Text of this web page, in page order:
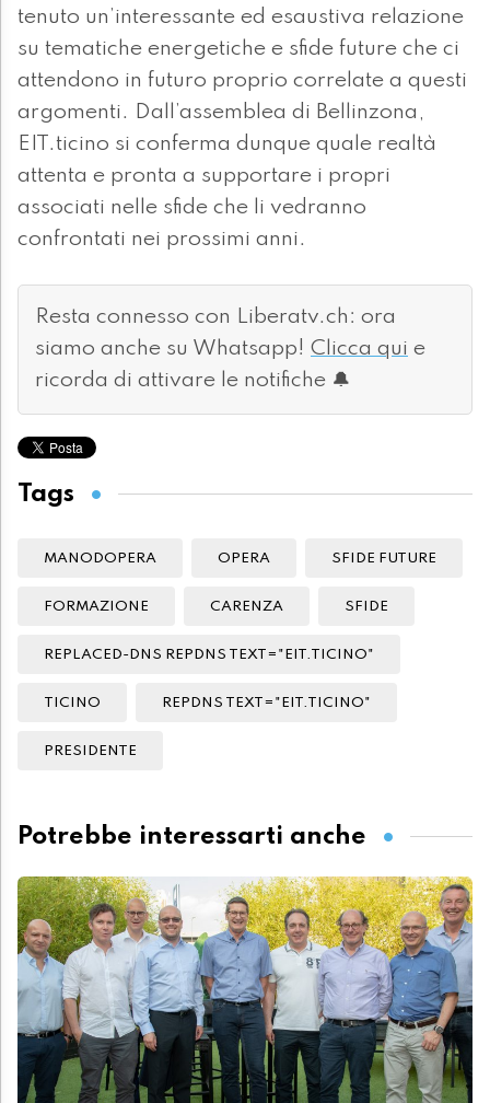
tenuto un’interessante ed esaustiva relazione
su tematiche energetiche e sfide future che ci
attendono in futuro proprio correlate a questi
argomenti. Dall’assemblea di Bellinzona,
EIT.ticino si conferma dunque quale realtà
attenta e pronta a supportare i propri
associati nelle sfide che li vedranno
confrontati nei prossimi anni.
Resta connesso con Liberatv.ch: ora
siamo anche su Whatsapp! Clicca qui e
ricorda di attivare le notifiche 🔔
Tags
MANODOPERA OPERA SFIDE FUTURE
FORMAZIONE CARENZA SFIDE
REPLACED-DNS REPDNS TEXT="EIT.TICINO"
TICINO REPDNS TEXT="EIT.TICINO"
PRESIDENTE
Potrebbe interessarti anche